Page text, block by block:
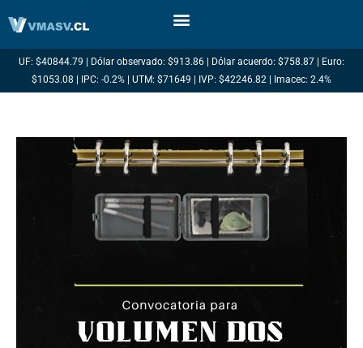
UF: $40844.79 | Dólar observado: $913.86 | Dólar acuerdo: $758.87 | Euro:
$1053.08 | IPC: -0.2% | UTM: $71649 | IVP: $42246.82 | Imacec: 2.4%